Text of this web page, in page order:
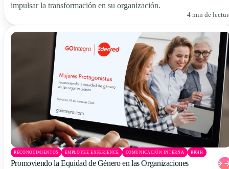
impulsar la transformación en su organización.
4 min de
RECONOCIMIENTOS EMPLOYEE EXPERIENCE COMUNICACIÓN INTERNA RRHH
Promoviendo la Equidad de Género en las Organizaciones